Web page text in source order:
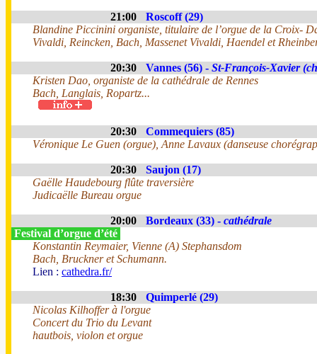
21:00
Roscoff (29)
Blandine Piccinini organiste, titulaire de l’orgue de la Croix-
Vivaldi, Reincken, Bach, Massenet Vivaldi, Haendel et
20:30 Vannes (56) - St-François-Xavier
Kristen Dao, organiste de la cathédrale de Rennes
Bach, Langlais, Ropartz...
20:30
Commequiers (85)
Véronique Le Guen (orgue), Anne Lavaux (danseuse
20:30
Saujon (17)
Gaëlle Haudebourg flûte traversière
Judicaëlle Bureau orgue
20:00 Bordeaux (33) - cathédrale
Festival d’orgue d’été
Konstantin Reymaier, Vienne (A) Stephansdom
Bach, Bruckner et Schumann.
Lien : cathedra.fr/
18:30
Quimperlé (29)
Nicolas Kilhoffer à l'orgue
Concert du Trio du Levant
hautbois, violon et orgue